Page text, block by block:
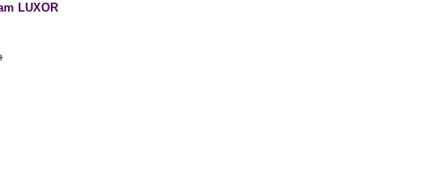
LUXOR